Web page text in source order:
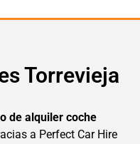
Torrevieja
de alquiler coche
a Perfect Car Hire